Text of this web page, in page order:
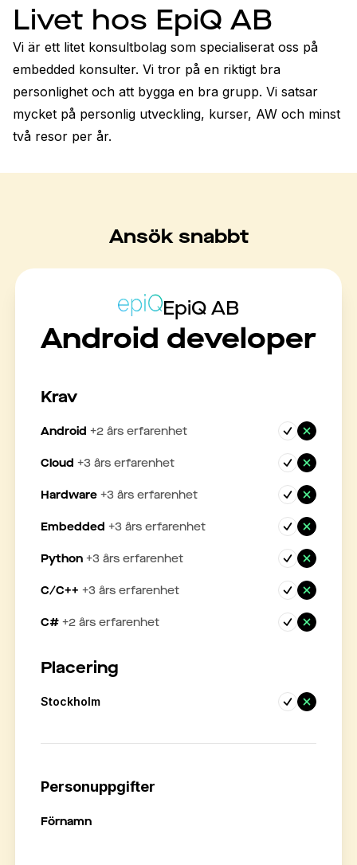
Livet hos EpiQ AB
Vi är ett litet konsultbolag som specialiserat oss på
embedded konsulter. Vi tror på en riktigt bra
personlighet och att bygga en bra grupp. Vi satsar
mycket på personlig utveckling, kurser, AW och minst
två resor per år.
Ansök snabbt
EpiQ AB
Android developer
Krav
Android +2 års erfarenhet
Cloud +3 års erfarenhet
Hardware +3 års erfarenhet
Embedded +3 års erfarenhet
Python +3 års erfarenhet
C/C++ +3 års erfarenhet
C# +2 års erfarenhet
Placering
Stockholm
Personuppgifter
Förnamn